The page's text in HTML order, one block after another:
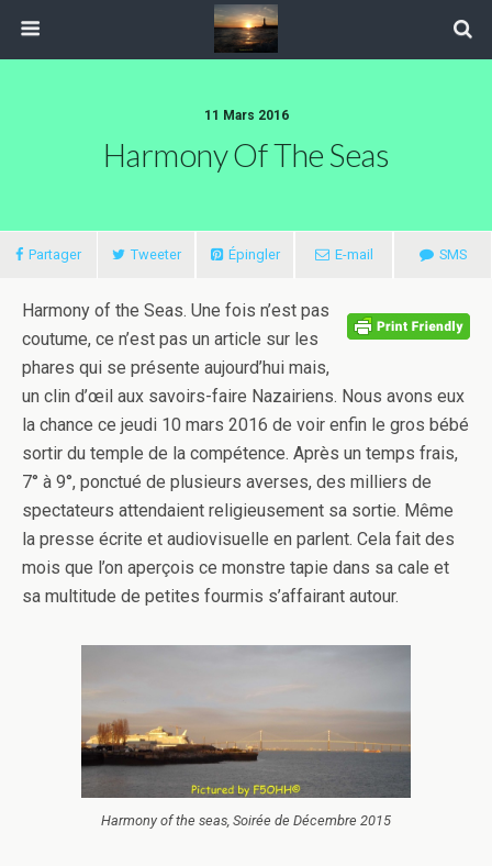
11 Mars 2016
Harmony Of The Seas
Partager Tweeter Épingler E-mail SMS
Harmony of the Seas. Une fois n’est pas
coutume, ce n’est pas un article sur les
phares qui se présente aujourd’hui mais,
un clin d’œil aux savoirs-faire Nazairiens. Nous avons eux
la chance ce jeudi 10 mars 2016 de voir enfin le gros bébé
sortir du temple de la compétence. Après un temps frais,
7° à 9°, ponctué de plusieurs averses, des milliers de
spectateurs attendaient religieusement sa sortie. Même
la presse écrite et audiovisuelle en parlent. Cela fait des
mois que l’on aperçois ce monstre tapie dans sa cale et
sa multitude de petites fourmis s’affairant autour.
Harmony of the seas, Soirée de Décembre 2015